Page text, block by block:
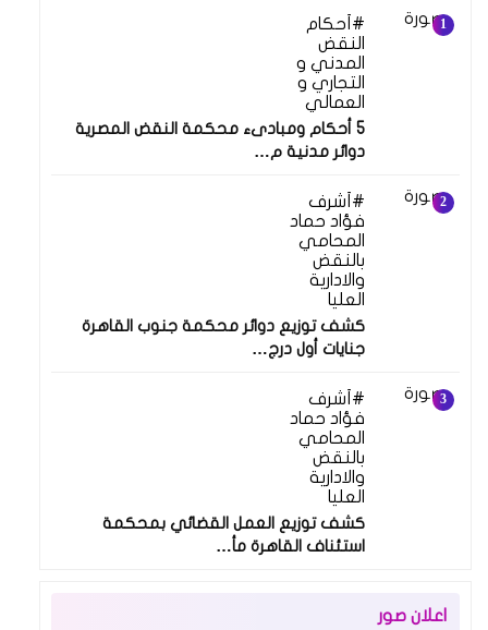
أحكام
النقض
المدني و
التجاري و
العمالي
5 أحكام ومبادىء محكمة النقض المصرية
دوائر مدنية م…
أشرف
فؤاد حماد
المحامي
بالنقض
والادارية
العليا
كشف توزيع دوائر محكمة جنوب القاهرة
جنايات أول درج…
أشرف
فؤاد حماد
المحامي
بالنقض
والادارية
العليا
كشف توزيع العمل القضائي بمحكمة
استئناف القاهرة مأ…
اعلان صور